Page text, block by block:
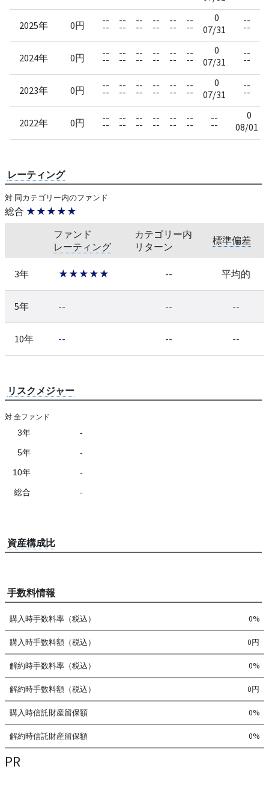
2025年 0円 --
--
--
--
--
--
--
--
--
--
--
--
0
07/31
--
--
2024年 0円 --
--
--
--
--
--
--
--
--
--
--
--
0
07/31
--
--
2023年 0円 --
--
--
--
--
--
--
--
--
--
--
--
0
07/31
--
--
2022年 0円 --
--
--
--
--
--
--
--
--
--
--
--
--
--
0
08/01
レーティング
対 同カテゴリー内のファンド
総合 ★★★★★
ファンド
レーティング
カテゴリー内
リターン
標準偏差
3年 ★★★★★ -- 平均的
5年 -- -- --
10年 -- -- --
リスクメジャー
対 全ファンド
3年 -
5年 -
10年 -
総合 -
資産構成比
手数料情報
購入時手数料率（税込） 0%
購入時手数料額（税込） 0円
解約時手数料率（税込） 0%
解約時手数料額（税込） 0円
購入時信託財産留保額 0%
解約時信託財産留保額 0%
PR